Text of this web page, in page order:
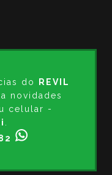
do
REVIL
novidades
celular -